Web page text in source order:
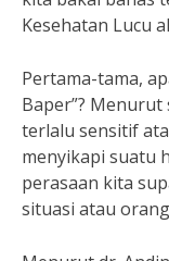
Kesehatan Lucu
Pertama-tama,
Baper”?
terlalu sensitif
menyikapi suatu
perasaan kita
situasi atau